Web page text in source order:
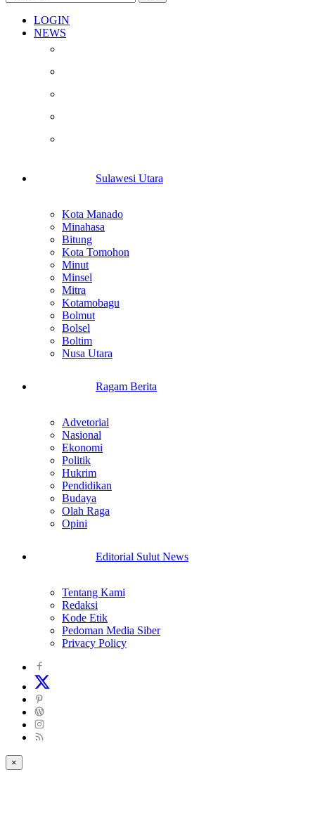
LOGIN
NEWS
Sulawesi Utara
Kota Manado
Minahasa
Bitung
Kota Tomohon
Minut
Minsel
Mitra
Kotamobagu
Bolmut
Bolsel
Boltim
Nusa Utara
Ragam Berita
Advetorial
Nasional
Ekonomi
Politik
Hukrim
Pendidikan
Budaya
Olah Raga
Opini
Editorial Sulut News
Tentang Kami
Redaksi
Kode Etik
Pedoman Media Siber
Privacy Policy
×